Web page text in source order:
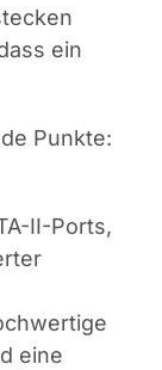
ein
Punkte:
II-Ports,
eine